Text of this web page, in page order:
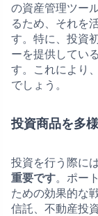
の資産管理ツー
るため、それを
す。特に、投資
ーを提供してい
す。これにより
でしょう。
投資商品を多
投資を行う際に
重要です。ポー
ための効果的な
信託、不動産投